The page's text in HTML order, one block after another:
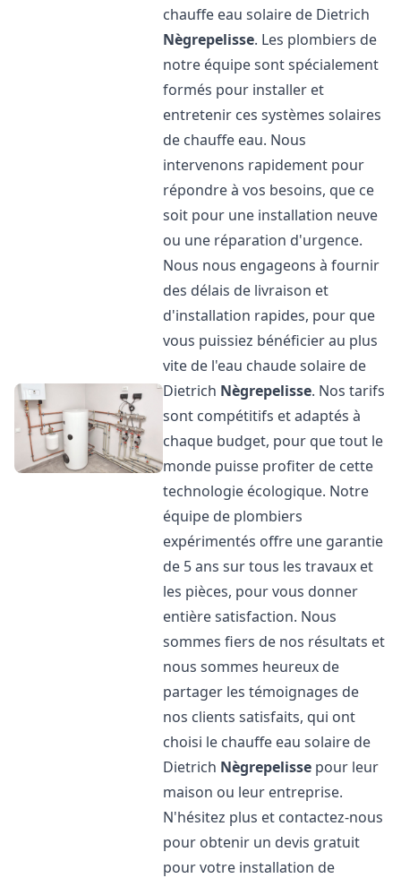
chauffe eau solaire de Dietrich
Nègrepelisse. Les plombiers de
notre équipe sont spécialement
formés pour installer et
entretenir ces systèmes solaires
de chauffe eau. Nous
intervenons rapidement pour
répondre à vos besoins, que ce
soit pour une installation neuve
ou une réparation d'urgence.
Nous nous engageons à fournir
des délais de livraison et
d'installation rapides, pour que
vous puissiez bénéficier au plus
vite de l'eau chaude solaire de
Dietrich Nègrepelisse. Nos tarifs
sont compétitifs et adaptés à
chaque budget, pour que tout le
monde puisse profiter de cette
technologie écologique. Notre
équipe de plombiers
expérimentés offre une garantie
de 5 ans sur tous les travaux et
les pièces, pour vous donner
entière satisfaction. Nous
sommes fiers de nos résultats et
nous sommes heureux de
partager les témoignages de
nos clients satisfaits, qui ont
choisi le chauffe eau solaire de
Dietrich Nègrepelisse pour leur
maison ou leur entreprise.
N'hésitez plus et contactez-nous
pour obtenir un devis gratuit
pour votre installation de